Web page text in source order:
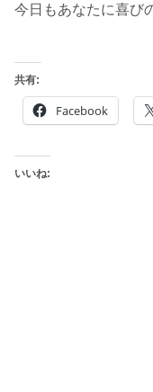
今日もあなたに喜び
共有:
Facebook
いいね: